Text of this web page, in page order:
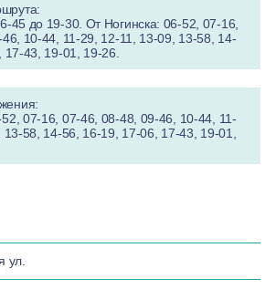
45 до 19-30. От Ногинска: 06-52, 07-16,
10-44, 11-29, 12-11, 13-09, 13-58, 14-
43, 19-01, 19-26.
07-16, 07-46, 08-48, 09-46, 10-44, 11-
58, 14-56, 16-19, 17-06, 17-43, 19-01,
ул.